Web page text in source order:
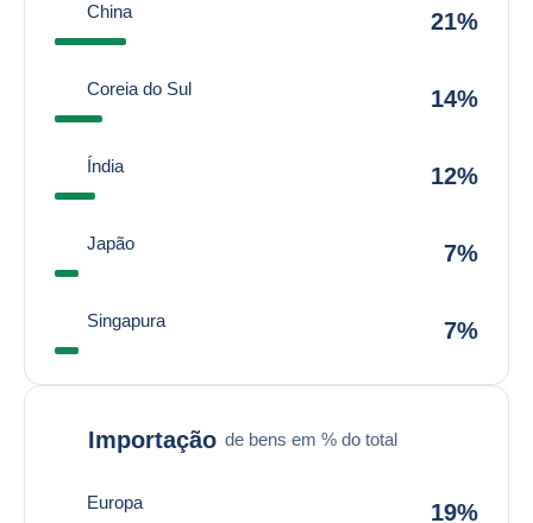
China 21%
Coreia do Sul 14%
Índia 12%
Japão 7%
Singapura 7%
Importação de bens em % do total
Europa 19%